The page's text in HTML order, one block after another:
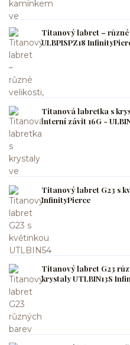
Titanový labret –
ULBPISPZ18
Titanová labretka s
interní závit 16G -
Titanový labret G23 s
InfinityPierce
Titanový labret G23
krystaly UTLBIN13S